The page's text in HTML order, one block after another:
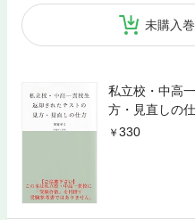
未購入
私立校・中高
方・見直しの
330